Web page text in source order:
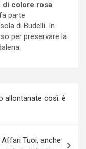
di colore rosa.
parte
di Budelli. In
per preservare la
allontanate così: è
Affari Tuoi, anche